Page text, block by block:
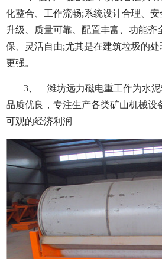
化整合、工作流畅;系统设计合理、
升级、质量可靠、配置丰富、功能齐
保、灵活自由;尤其是在建筑垃圾的
更强。
3、 潍坊远力磁电重工作为水泥
品质优良，专注生产各类矿山机械设
可观的经济利润